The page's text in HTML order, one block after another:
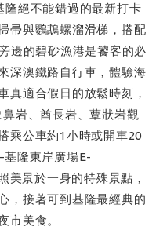
絕不能錯過的最新打卡
帚與鸚鵡螺溜滑梯，搭配
邊的碧砂漁港是饕客的必
深澳鐵路自行車，體驗海
真適合假日的放鬆時刻，
岩、酋長岩、蕈狀岩觀
乘公車約1小時或開車20
隆東岸廣場E-
美景於一身的特殊景點，
，接著可到基隆最經典的
市美食。